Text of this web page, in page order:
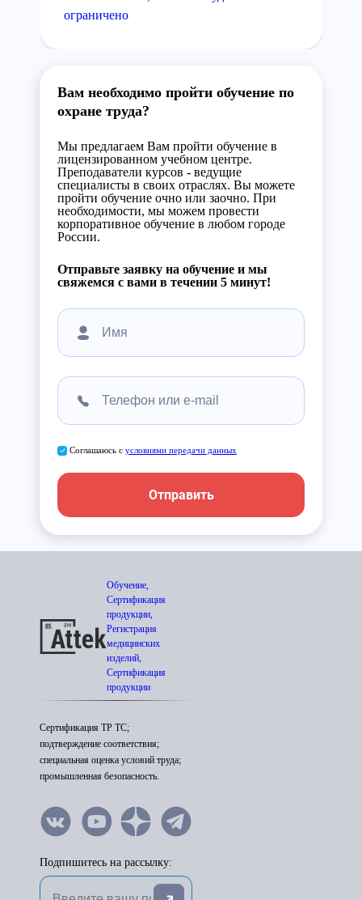
ограничено
Вам необходимо пройти обучение по
охране труда?
Мы предлагаем Вам пройти обучение в
лицензированном учебном центре.
Преподаватели курсов - ведущие
специалисты в своих отраслях. Вы можете
пройти обучение очно или заочно. При
необходимости, мы можем провести
корпоративное обучение в любом городе
России.
Отправьте заявку на обучение и мы
свяжемся с вами в течении 5 минут!
Соглашаюсь с условиями передачи данных
Отправить
Обучение,
Сертификация
продукции,
Регистрация
медицинских
изделий,
Сертификация
продукции
Сертификация ТР ТС;
подтверждение соответствия;
специальная оценка условий труда;
промышленная безопасность.
Подпишитесь на рассылку: